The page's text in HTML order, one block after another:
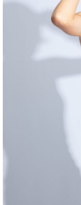
をありのままに